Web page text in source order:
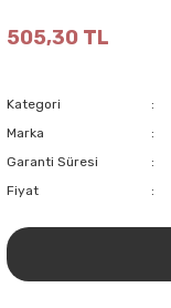
505,30 TL
Kategori
Marka
Garanti Süresi
Fiyat